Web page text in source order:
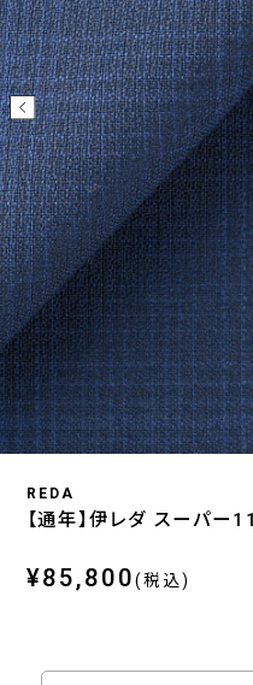
REDA
【通年】伊レダ スーパー
¥85,800(税込)